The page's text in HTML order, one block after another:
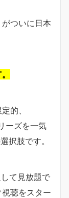
ついに日本
的、
ーズを一気
択肢です。
て見放題で
聴をスター